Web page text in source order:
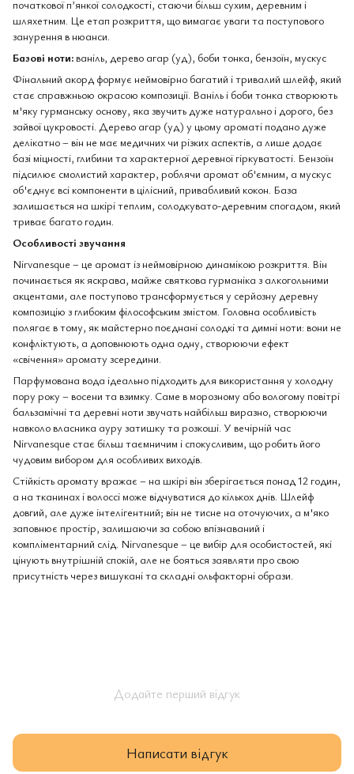
початкової п’янкої солодкості, стаючи більш сухим, деревним і
шляхетним. Це етап розкриття, що вимагає уваги та поступового
занурення в нюанси.
Базові ноти: ваніль, дерево агар (уд), боби тонка, бензоїн, мускус
Фінальний акорд формує неймовірно багатий і тривалий шлейф, який
стає справжньою окрасою композиції. Ваніль і боби тонка створюють
м'яку гурманську основу, яка звучить дуже натурально і дорого, без
зайвої цукровості. Дерево агар (уд) у цьому ароматі подано дуже
делікатно – він не має медичних чи різких аспектів, а лише додає
базі міцності, глибини та характерної деревної гіркуватості. Бензоїн
підсилює смолистий характер, роблячи аромат об'ємним, а мускус
об'єднує всі компоненти в цілісний, привабливий кокон. База
залишається на шкірі теплим, солодкувато-деревним спогадом, який
триває багато годин.
Особливості звучання
Nirvanesque – це аромат із неймовірною динамікою розкриття. Він
починається як яскрава, майже святкова гурманіка з алкогольними
акцентами, але поступово трансформується у серйозну деревну
композицію з глибоким філософським змістом. Головна особливість
полягає в тому, як майстерно поєднані солодкі та димні ноти: вони не
конфліктують, а доповнюють одна одну, створюючи ефект
«свічення» аромату зсередини.
Парфумована вода ідеально підходить для використання у холодну
пору року – восени та взимку. Саме в морозному або вологому повітрі
бальзамічні та деревні ноти звучать найбільш виразно, створюючи
навколо власника ауру затишку та розкоші. У вечірній час
Nirvanesque стає більш таємничим і спокусливим, що робить його
чудовим вибором для особливих виходів.
Стійкість аромату вражає – на шкірі він зберігається понад 12 годин,
а на тканинах і волоссі може відчуватися до кількох днів. Шлейф
довгий, але дуже інтелігентний; він не тисне на оточуючих, а м'яко
заповнює простір, залишаючи за собою впізнаваний і
компліментарний слід. Nirvanesque – це вибір для особистостей, які
цінують внутрішній спокій, але не бояться заявляти про свою
присутність через вишукані та складні ольфакторні образи.
Додайте перший відгук
Написати відгук